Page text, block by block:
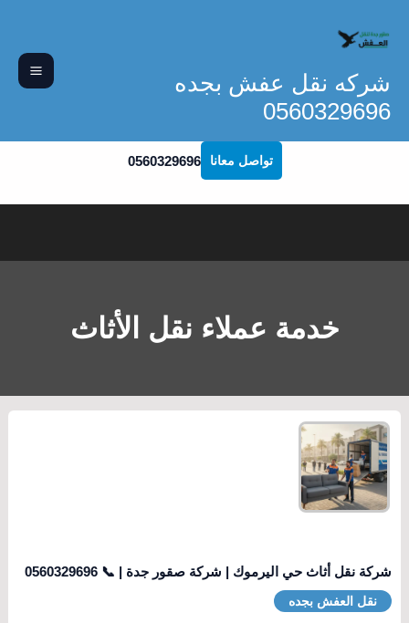
شركه نقل عفش بجده
0560329696
تواصل معانا 0560329696
خدمة عملاء نقل الأثاث
شركة نقل أثاث حي اليرموك | شركة صقور جدة | 📞 0560329696
نقل العفش بجده